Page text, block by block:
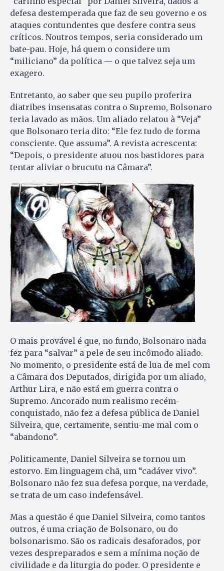
defesa destemperada que faz de seu governo e os
ataques contundentes que desfere contra seus
críticos. Noutros tempos, seria considerado um
bate-pau. Hoje, há quem o considere um
“miliciano” da política — o que talvez seja um
exagero.
Entretanto, ao saber que seu pupilo proferira
diatribes insensatas contra o Supremo, Bolsonaro
teria lavado as mãos. Um aliado relatou à “Veja”
que Bolsonaro teria dito: “Ele fez tudo de forma
consciente. Que assuma”. A revista acrescenta:
“Depois, o presidente atuou nos bastidores para
tentar aliviar o brucutu na Câmara”.
O mais provável é que, no fundo, Bolsonaro nada
fez para “salvar” a pele de seu incômodo aliado.
No momento, o presidente está de lua de mel com
a Câmara dos Deputados, dirigida por um aliado,
Arthur Lira, e não está em guerra contra o
Supremo. Ancorado num realismo recém-
conquistado, não fez a defesa pública de Daniel
Silveira, que, certamente, sentiu-me mal com o
“abandono”.
Politicamente, Daniel Silveira se tornou um
estorvo. Em linguagem chã, um “cadáver vivo”.
Bolsonaro não fez sua defesa porque, na verdade,
se trata de um caso indefensável.
Mas a questão é que Daniel Silveira, como tantos
outros, é uma criação de Bolsonaro, ou do
bolsonarismo. São os radicais desaforados, por
vezes despreparados e sem a mínima noção de
civilidade e da liturgia do poder. O presidente e